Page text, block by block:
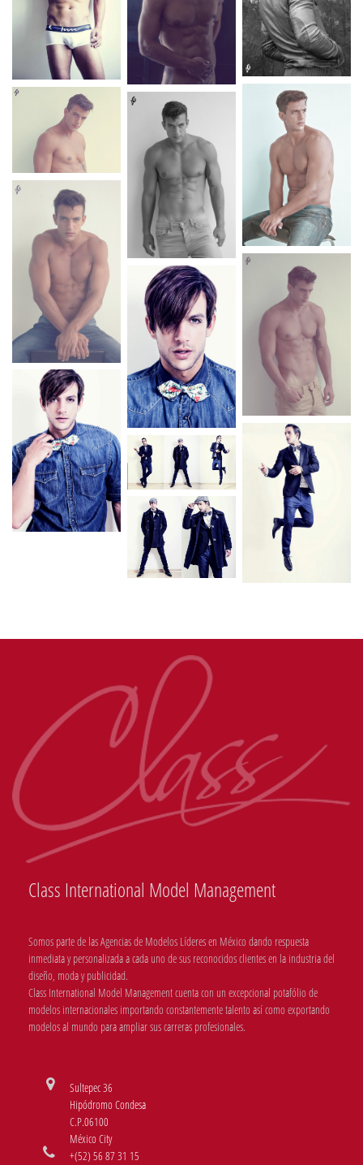
Class International Model Management
Somos parte de las Agencias de Modelos Líderes en México dando respuesta
inmediata y personalizada a cada uno de sus reconocidos clientes en la industria del
diseño, moda y publicidad.
Class International Model Management cuenta con un excepcional potafólio de
modelos internacionales importando constantemente talento así como exportando
modelos al mundo para ampliar sus carreras profesionales.
Sultepec 36
Hipódromo Condesa
C.P.06100
México City
+(52) 56 87 31 15